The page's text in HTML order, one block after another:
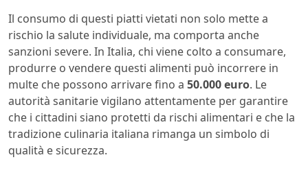
Il consumo di questi piatti vietati non solo mette a
rischio la salute individuale, ma comporta anche
sanzioni severe. In Italia, chi viene colto a consumare,
produrre o vendere questi alimenti può incorrere in
multe che possono arrivare fino a 50.000 euro. Le
autorità sanitarie vigilano attentamente per garantire
che i cittadini siano protetti da rischi alimentari e che la
tradizione culinaria italiana rimanga un simbolo di
qualità e sicurezza.